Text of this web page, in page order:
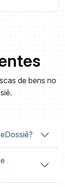
de bens no